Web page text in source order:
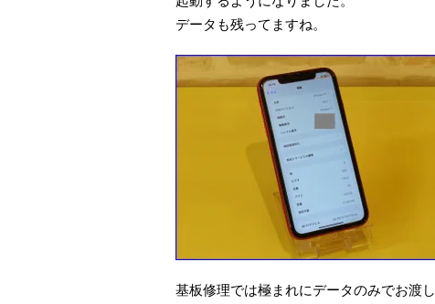
データも残ってますね。
基板修理では極まれにデータのみでお渡